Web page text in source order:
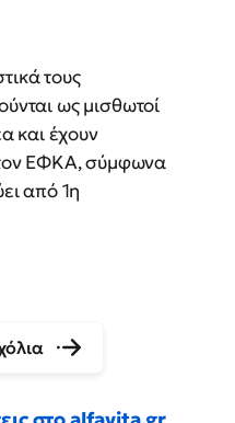
τους
ως μισθωτοί
και έχουν
ΕΦΚΑ, σύμφωνα
από 1η